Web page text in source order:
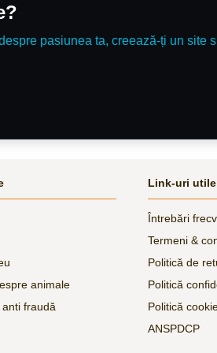
pasiunea ta, creează-ți un
animale
fraudă
Link-uri utile
Întrebări
Termeni &
Politică de
Politică
Politică
ANSPDCP